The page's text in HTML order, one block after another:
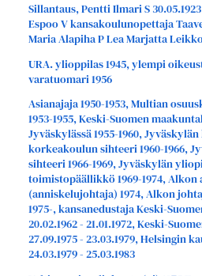
Sillantaus, Pentti Ilmari S
Espoo V kansakoulunopettaja
Maria Alapiha P Lea Marjatta
URA. ylioppilas 1945, ylempi
varatuomari 1956
Asianajaja 1950-1953, Multian
1953-1955, Keski-Suomen
Jyväskylässä 1955-1960,
korkeakoulun sihteeri 1960-1966,
sihteeri 1966-1969, Jyväskylän
toimistopäällikkö 1969-1974, Alkon
(anniskelujohtaja) 1974, Alkon
1975-, kansanedustaja Keski-
20.02.1962 - 21.01.1972, Keski-
27.09.1975 - 23.03.1979, Helsingin
24.03.1979 - 25.03.1983